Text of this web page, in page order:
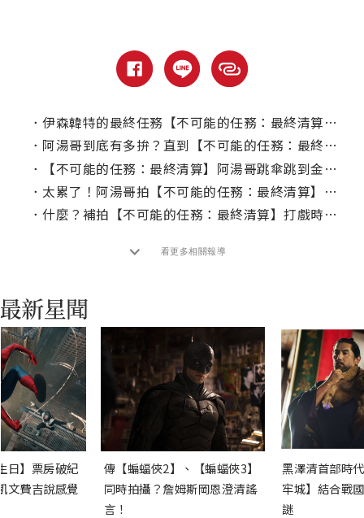
． 伊森韓特的最終任務【不可能的任務：最終清算】｜本周上線、電視首播推薦
． 阿湯哥到底有多拚？直到【不可能的任務：最終清算】花絮釋出才揭曉！
．
【不可能的任務：最終清算】阿湯哥跳傘跳到金氏世界紀錄！
． 太累了！阿湯哥拍【不可能的任務：最終清算】特技戲累需要有人抬下來？
． 什麼？補拍【不可能的任務：最終清算】打戲時，海莉艾特沃已接近臨盆！
看更多相關報導
日】票房破紀
文費吉說感覺
傳【蝙蝠俠2】、【蝙蝠俠3】
同時拍攝？詹姆斯岡恩澄清謠
言！
黑澤清首部時
牢城】結合戰
謎